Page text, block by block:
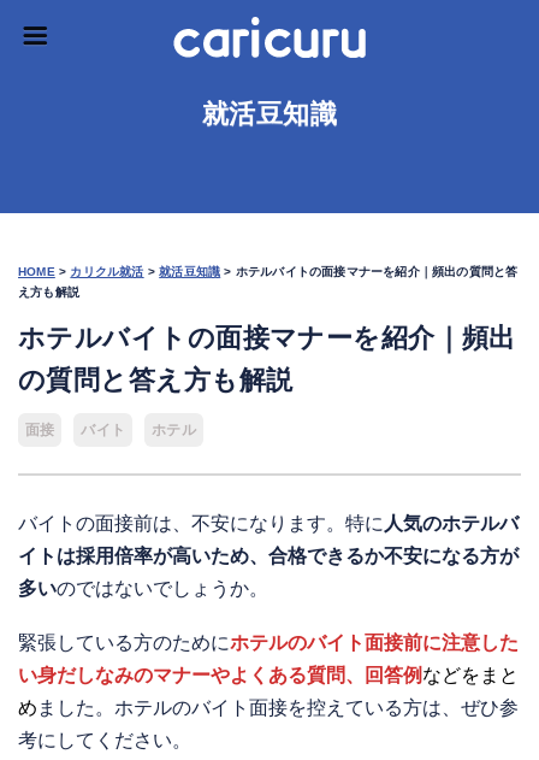
就活豆知識
HOME > カリクル就活 >就活豆知識 > ホテルバイトの面接マナーを紹介｜頻出の質問と答
え方も解説
ホテルバイトの面接マナーを紹介｜頻出
の質問と答え方も解説
面接 バイト ホテル
バイトの面接前は、不安になります。特に 人気のホテルバ
イトは採用倍率が高いため、合格できるか不安になる方が
多いのではないでしょうか。
緊張している方のためにホテルのバイト面接前に注意した
い身だしなみのマナーやよくある質問、回答例 などをまと
め ました。ホテルのバイト面接を控えている方は、ぜひ参
考にしてください。